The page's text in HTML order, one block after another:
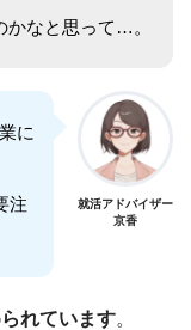
かなと思って…。
に
注
就活アドバイザー
京香
れています。